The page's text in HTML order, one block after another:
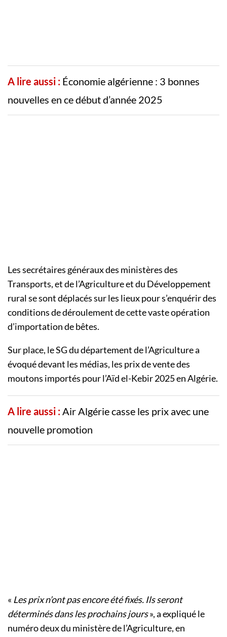
A lire aussi : Économie algérienne : 3 bonnes
nouvelles en ce début d’année 2025
Les secrétaires généraux des ministères des
Transports, et de l’Agriculture et du Développement
rural se sont déplacés sur les lieux pour s’enquérir des
conditions de déroulement de cette vaste opération
d’importation de bêtes.
Sur place, le SG du département de l’Agriculture a
évoqué devant les médias, les prix de vente des
moutons importés pour l’Aïd el-Kebir 2025 en Algérie.
A lire aussi :Air Algérie casse les prix avec une
nouvelle promotion
« Les prix n’ont pas encore été fixés. Ils seront
déterminés dans les prochains jours», a expliqué le
numéro deux du ministère de l’Agriculture, en